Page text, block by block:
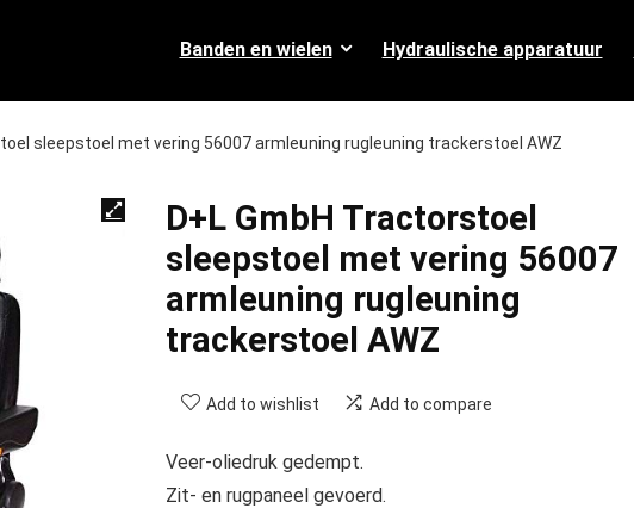
Banden en wielen Hydraulische apparatuur
sleepstoel met vering 56007 armleuning rugleuning trackerstoel AWZ
D+L GmbH Tractorstoel
sleepstoel met vering 56007
armleuning rugleuning
trackerstoel AWZ
Add to wishlist Add to compare
Veer-oliedruk gedempt.
Zit- en rugpaneel gevoerd.